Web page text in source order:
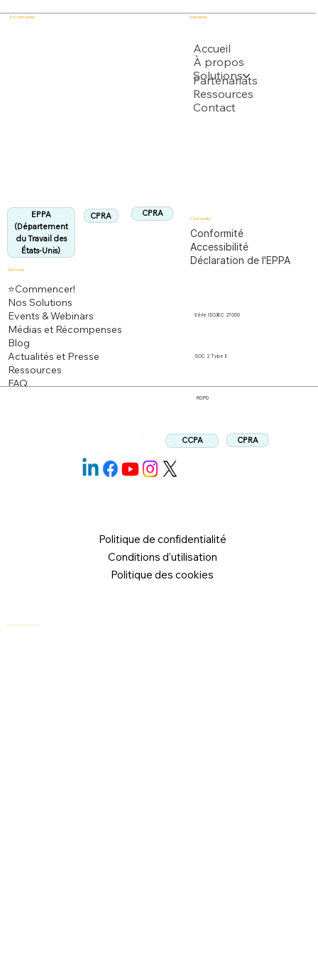
E-Commander
CPRA
EPPA
(Département
du Travail des
États-Unis)
CPRA
Accueil
À propos
Solutions
Partenariats
Ressources
Contact
Entreprise
Découvrir
⭐Commencer!
Nos Solutions
Events & Webinars
Médias et Récompenses
Blog
Actualités et Presse
Ressources
FAQ
Conformité
Conformité
Accessibilité
Déclaration de l'EPPA
Série ISO/IEC 27000
Politique de confidentialité
Conditions d'utilisation
Politique des cookies
SOC 2 Type II
RGPD
CCPA CPRA